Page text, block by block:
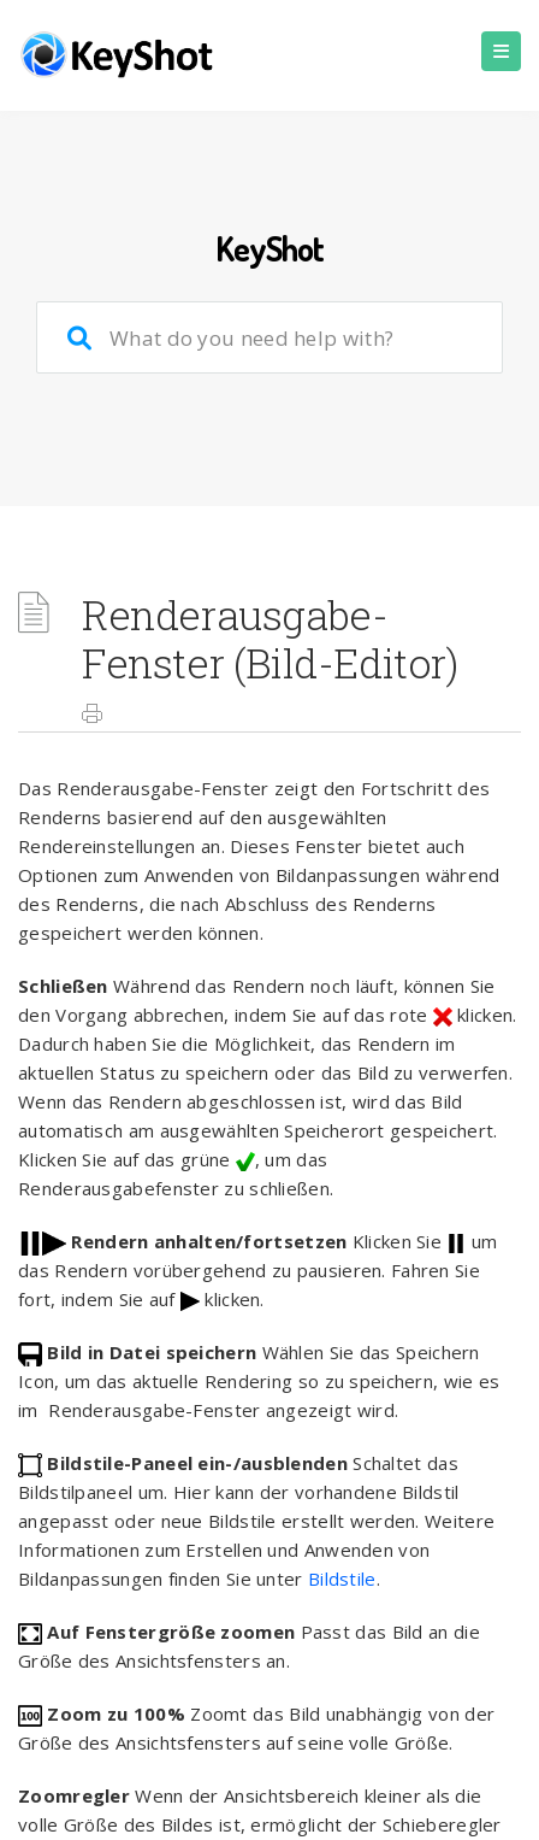
KeyShot
Renderausgabe-
Fenster (Bild-Editor)
Das Renderausgabe-Fenster zeigt den Fortschritt des
Renderns basierend auf den ausgewählten
Rendereinstellungen an. Dieses Fenster bietet auch
Optionen zum Anwenden von Bildanpassungen während
des Renderns, die nach Abschluss des Renderns
gespeichert werden können.
Schließen Während das Rendern noch läuft, können Sie
den Vorgang abbrechen, indem Sie auf das rote
klicken.
Dadurch haben Sie die Möglichkeit, das Rendern im
aktuellen Status zu speichern oder das Bild zu verwerfen.
Wenn das Rendern abgeschlossen ist, wird das Bild
automatisch am ausgewählten Speicherort gespeichert.
Klicken Sie auf das grüne
, um das
Renderausgabefenster zu schließen.
Rendern anhalten/fortsetzen Klicken Sie
um
das Rendern vorübergehend zu pausieren. Fahren Sie
fort, indem Sie auf
klicken.
Bild in Datei speichern Wählen Sie das Speichern
Icon, um das aktuelle Rendering so zu speichern, wie es
im Renderausgabe-Fenster angezeigt wird.
Bildstile-Paneel ein-/ausblendenSchaltet das
Bildstilpaneel um. Hier kann der vorhandene Bildstil
angepasst oder neue Bildstile erstellt werden. Weitere
Informationen zum Erstellen und Anwenden von
Bildanpassungen finden Sie unter Bildstile.
Auf Fenstergröße zoomen Passt das Bild an die
Größe des Ansichtsfensters an.
Zoom zu 100% Zoomt das Bild unabhängig von der
Größe des Ansichtsfensters auf seine volle Größe.
Zoomregler Wenn der Ansichtsbereich kleiner als die
volle Größe des Bildes ist, ermöglicht der Schieberegler